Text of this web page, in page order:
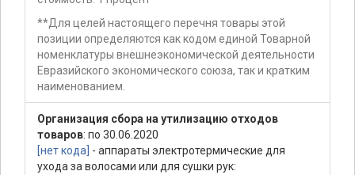
**Для целей настоящего перечня товары этой
позиции определяются как кодом единой Товарной
номенклатуры внешнеэкономической деятельности
Евразийского экономического союза, так и кратким
наименованием.
Организация сбора на утилизацию отходов
товаров: по 30.06.2020
[нет кода] - аппараты электротермические для
ухода за волосами или для сушки рук: